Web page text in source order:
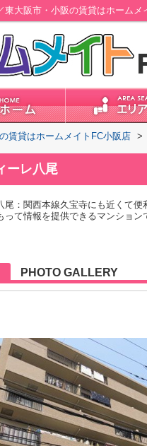
東大阪市・小阪の賃貸はホームメ
賃貸はホームメイトFC小阪店 >
ーレ八尾
尾：関西本線久宝寺にも近くて
って情報を提供できるマンショ
PHOTO GALLERY